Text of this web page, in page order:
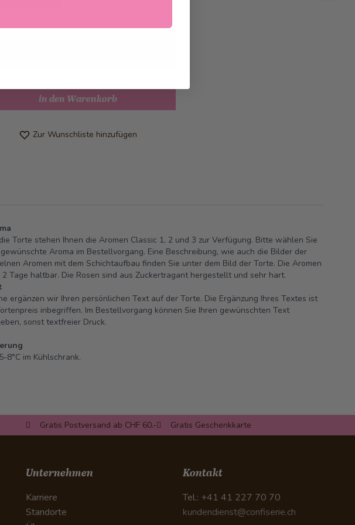
in den Warenkorb
Zur Wunschliste hinzufügen
Torte stehen Ihnen die Aromen Classic 1, 2 und 3 zur Verfügung. Bitte wählen Sie
Aroma im Bestellvorgang. Eine Beschreibung, wie auch die Bilder der
Aromen mit dem Schichtaufbau finden Sie unter dem Bild der Torte. Die Aromen
2 Tage haltbar. Die Rosen sind aus Zuckertragant hergestellt und sehr hart.
ergänzen wir Ihren persönlichen Text auf der Torte. Die Ergänzung Ihres Textes ist
inbegriffen. Im Bestellvorgang können Sie Ihren gewünschten Text
sonst textfreier Druck.
8°C im Kühlschrank.
Gratis Postversand ab CHF 60.- Gratis Geschenkkarte
Unternehmen
Karriere
Standorte
Kontakt
Tel.: +41 41 227 70 70
kundendienst@confiserie.ch
anpassen